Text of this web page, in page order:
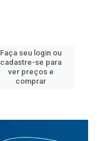
Faça seu login ou
cadastre-se para
ver preços e
comprar